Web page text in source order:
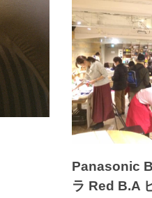
Panasonic
ラ Red B.A